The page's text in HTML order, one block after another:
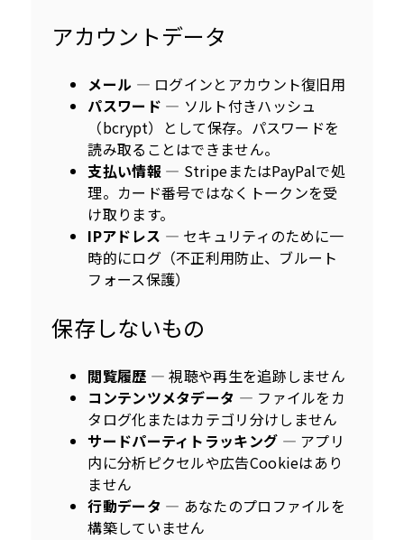
アカウントデータ
メール — ログインとアカウント復旧用
パスワード — ソルト付きハッシュ
（bcrypt）として保存。パスワードを
読み取ることはできません。
支払い情報— StripeまたはPayPalで処
理。カード番号ではなくトークンを受
け取ります。
IPアドレス — セキュリティのために一
時的にログ（不正利用防止、ブルート
フォース保護）
保存しないもの
閲覧履歴 — 視聴や再生を追跡しません
コンテンツメタデータ — ファイルをカ
タログ化またはカテゴリ分けしません
サードパーティトラッキング — アプリ
内に分析ピクセルや広告Cookieはあり
ません
行動データ — あなたのプロファイルを
構築していません